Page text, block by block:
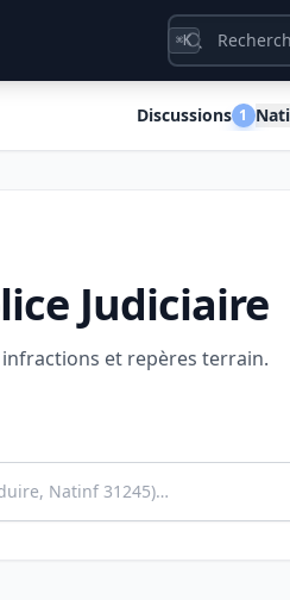
⌘K
Discussions 1
Judiciaire
et repères terrain.